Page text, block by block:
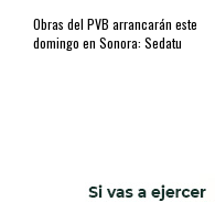
Obras del PVB arrancarán este
domingo en Sonora: Sedatu